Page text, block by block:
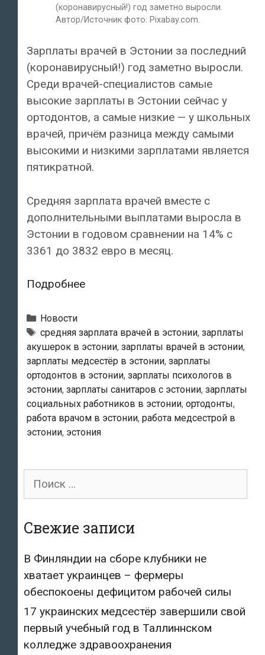
(коронавирусный!) год заметно выросли.
Автор/Источник фото: Pixabay.com.
Зарплаты врачей в Эстонии за последний
(коронавирусный!) год заметно выросли.
Среди врачей-специалистов самые
высокие зарплаты в Эстонии сейчас у
ортодонтов, а самые низкие — у школьных
врачей, причём разница между самыми
высокими и низкими зарплатами является
пятикратной.
Средняя зарплата врачей вместе с
дополнительными выплатами выросла в
Эстонии в годовом сравнении на 14% с
3361 до 3832 евро в месяц.
ПодробнееЗарплаты
Эстонии:
от
9000
евро
в
месяц
у
до
евро
у
врачей
Рубрики
Новости
Теги
cредняя зарплата врачей в эстонии, зарплаты
акушерок в эстонии, зарплаты врачей в эстонии,
зарплаты медсестёр в эстонии, зарплаты
ортодонтов в эстонии, зарплаты психологов в
эстонии, зарплаты санитаров с эстонии, зарплаты
социальных работников в эстонии, ортодонты,
работа врачом в эстонии, работа медсестрой в
эстонии, эстония
Поиск
Свежие записи
В Финляндии на сборе клубники не
хватает украинцев – фермеры
обеспокоены дефицитом рабочей силы
17 украинских медсестёр завершили свой
первый учебный год в Таллиннском
колледже здравоохранения